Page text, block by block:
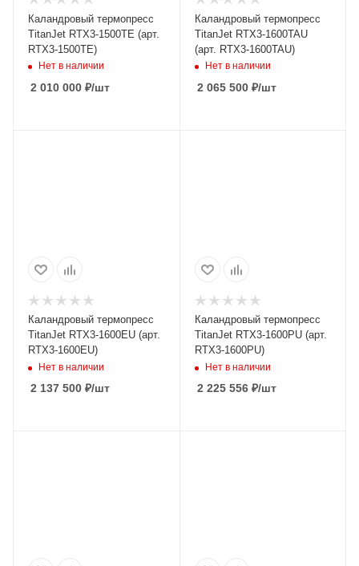
Каландровый термопресс
TitanJet RTX3-1500TE (арт.
RTX3-1500TE)
Нет в наличии
2 010 000 ₽/шт
Каландровый термопресс
TitanJet RTX3-1600TAU
(арт. RTX3-1600TAU)
Нет в наличии
2 065 500₽/шт
Каландровый термопресс
TitanJet RTX3-1600EU (арт.
RTX3-1600EU)
Нет в наличии
2 137 500 ₽/шт
Каландровый термопресс
TitanJet RTX3-1600PU (арт.
RTX3-1600PU)
Нет в наличии
2 225 556₽/шт